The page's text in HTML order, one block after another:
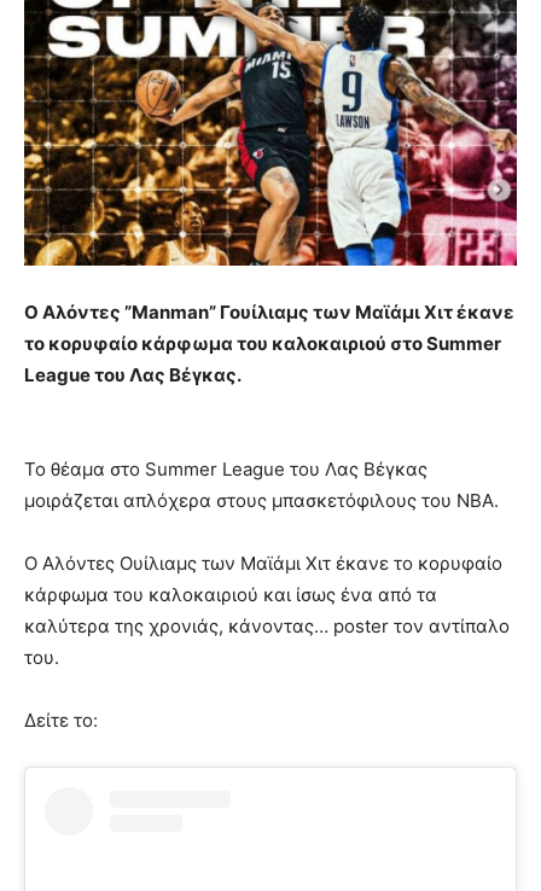
O Αλόντες ”Manman” Γουίλιαμς των Μαϊάμι Χιτ έκανε
το κορυφαίο κάρφωμα του καλοκαιριού στο Summer
League του Λας Βέγκας.
To θέαμα στο Summer League του Λας Βέγκας
μοιράζεται απλόχερα στους μπασκετόφιλους του NBA.
O Aλόντες Ουίλιαμς των Μαϊάμι Χιτ έκανε το κορυφαίο
κάρφωμα του καλοκαιριού και ίσως ένα από τα
καλύτερα της χρονιάς, κάνοντας… poster τον αντίπαλο
του.
Δείτε το: